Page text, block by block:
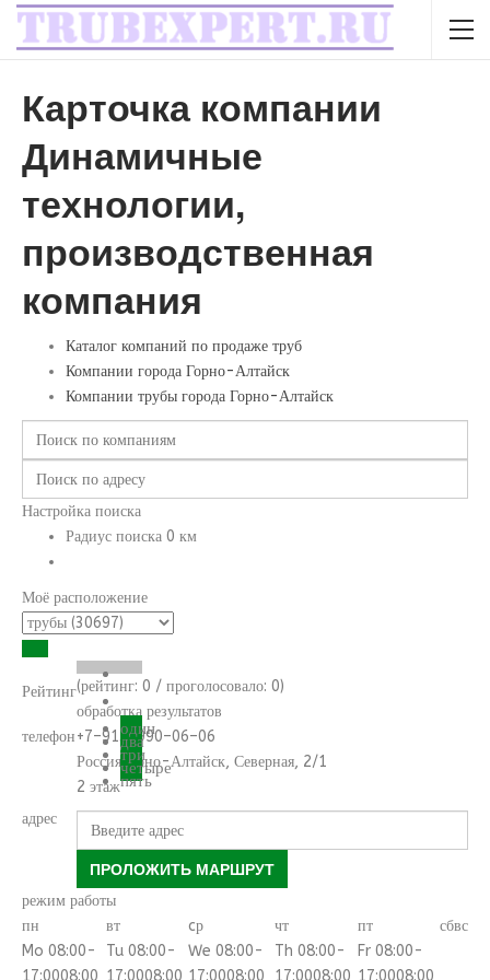
Карточка компании
Динамичные
технологии,
производственная
компания
Каталог компаний по продаже труб
Компании города Горно-Алтайск
Компании трубы города Горно-Алтайск
Настройка поиска
Радиус поиска 0 км
Моё расположение
Рейтинг
один
два
три
четыре
пять
(рейтинг: 0 / проголосовало: 0)
обработка результатов
телефон+7–913–990–06–06
адрес
РоссияГорно-Алтайск, Северная, 2/1
2 этаж
ПРОЛОЖИТЬ МАРШРУТ
режим работы
пн
вт cр чт пт сбвс
Mo 08:00-
17:0008:00
Tu 08:00-
17:0008:00
We 08:00-
17:0008:00
Th 08:00-
17:0008:00
Fr 08:00-
17:0008:00